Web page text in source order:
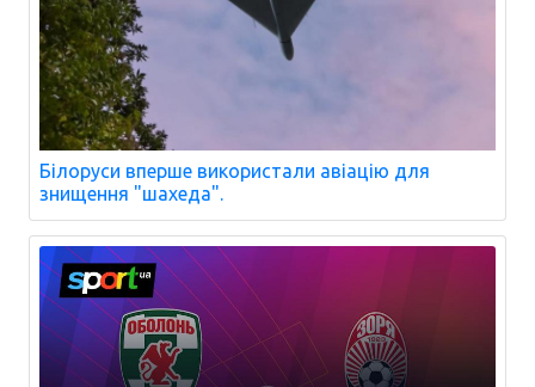
Білоруси вперше використали авіацію для
знищення "шахеда".